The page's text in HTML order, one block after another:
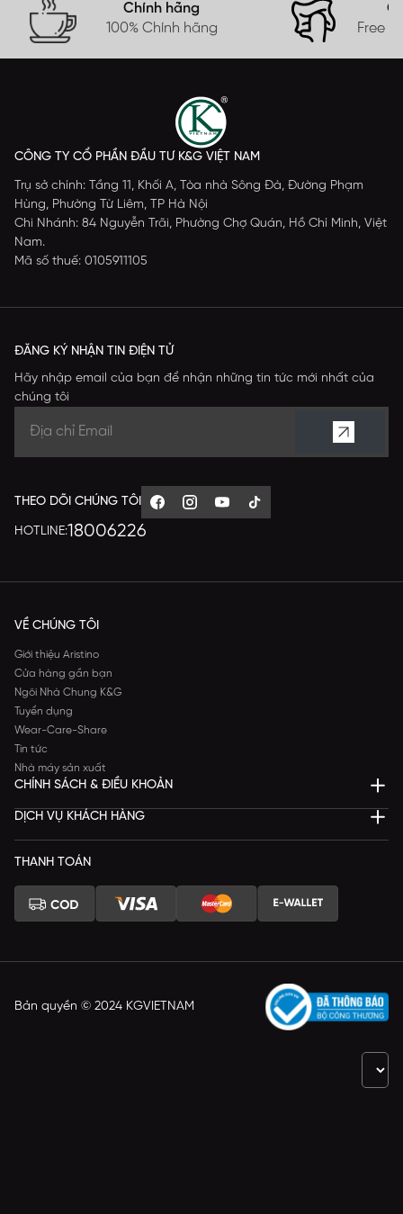
Chính hãng
100% Chính hãng
Free
CÔNG TY CỔ PHẦN ĐẦU TƯ K&G VIỆT NAM
Trụ sở chính: Tầng 11, Khối A, Tòa nhà Sông Đà, Đường Phạm
Hùng, Phường Từ Liêm, TP Hà Nội
Chi Nhánh: 84 Nguyễn Trãi, Phường Chợ Quán, Hồ Chí Minh, Việt
Nam.
Mã số thuế: 0105911105
ĐĂNG KÝ NHẬN TIN ĐIỆN TỬ
Hãy nhập email của bạn để nhận những tin tức mới nhất của
chúng tôi
THEO DÕI CHÚNG TÔI
HOTLINE:18006226
VỀ CHÚNG TÔI
Giới thiệu Aristino
Cửa hàng gần bạn
Ngôi Nhà Chung K&G
Tuyển dụng
Wear-Care-Share
Tin tức
Nhà máy sản xuất
CHÍNH SÁCH & ĐIỀU KHOẢN
DỊCH VỤ KHÁCH HÀNG
THANH TOÁN
Bản quyền © 2024 KGVIETNAM